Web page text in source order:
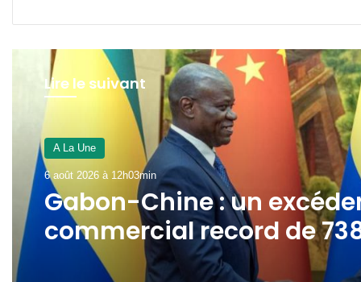
Lire le suivant
A La Une
6 août 2026 à 12h03min
A La Une
5 août 2026 à 7h43min
Traite des êtres humains :
le Gabon se dote d’un
guide national pour